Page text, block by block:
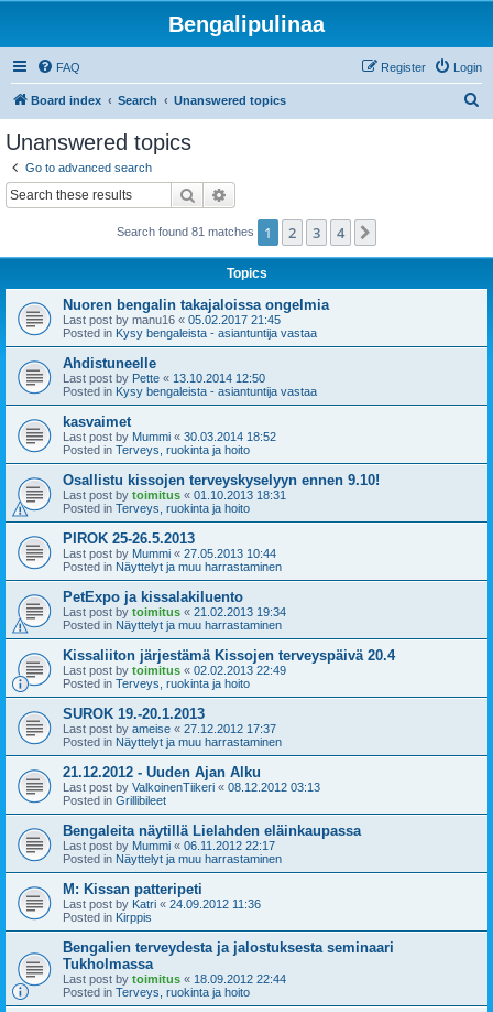
Bengalipulinaa
FAQ Login
Register
Board index Search Unanswered topics
Unanswered topics
Go to advanced search
Search
Search found 81 matches 1 2 3 4
Topics
Nuoren bengalin takajaloissa ongelmia
Last post by manu16 « 05.02.2017 21:45
Posted in Kysy bengaleista - asiantuntija vastaa
Ahdistuneelle
Last post by Pette « 13.10.2014 12:50
Posted in Kysy bengaleista - asiantuntija vastaa
kasvaimet
Last post by Mummi « 30.03.2014 18:52
Posted in Terveys, ruokinta ja hoito
Osallistu kissojen terveyskyselyyn ennen 9.10!
Last post by toimitus « 01.10.2013 18:31
Posted in Terveys, ruokinta ja hoito
PIROK 25-26.5.2013
Last post by Mummi « 27.05.2013 10:44
Posted in Näyttelyt ja muu harrastaminen
PetExpo ja kissalakiluento
Last post by toimitus « 21.02.2013 19:34
Posted in Näyttelyt ja muu harrastaminen
Kissaliiton järjestämä Kissojen terveyspäivä 20.4
Last post by toimitus « 02.02.2013 22:49
Posted in Terveys, ruokinta ja hoito
SUROK 19.-20.1.2013
Last post by ameise « 27.12.2012 17:37
Posted in Näyttelyt ja muu harrastaminen
21.12.2012 - Uuden Ajan Alku
Last post by ValkoinenTiikeri « 08.12.2012 03:13
Posted in Grillibileet
Bengaleita näytillä Lielahden eläinkaupassa
Last post by Mummi « 06.11.2012 22:17
Posted in Näyttelyt ja muu harrastaminen
M: Kissan patteripeti
Last post by Katri « 24.09.2012 11:36
Posted in Kirppis
Bengalien terveydesta ja jalostuksesta seminaari
Tukholmassa
Last post by toimitus « 18.09.2012 22:44
Posted in Terveys, ruokinta ja hoito